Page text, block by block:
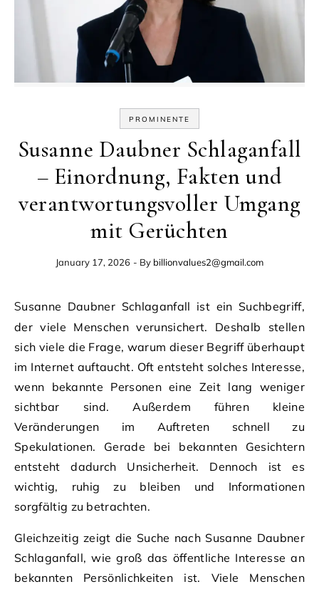
PROMINENTE
Susanne Daubner Schlaganfall
– Einordnung, Fakten und
verantwortungsvoller Umgang
mit Gerüchten
January 17, 2026 - By billionvalues2@gmail.com
Susanne Daubner Schlaganfall ist ein Suchbegriff,
der viele Menschen verunsichert. Deshalb stellen
sich viele die Frage, warum dieser Begriff überhaupt
im Internet auftaucht. Oft entsteht solches Interesse,
wenn bekannte Personen eine Zeit lang weniger
sichtbar sind. Außerdem führen kleine
Veränderungen im Auftreten schnell zu
Spekulationen. Gerade bei bekannten Gesichtern
entsteht dadurch Unsicherheit. Dennoch ist es
wichtig, ruhig zu bleiben und Informationen
sorgfältig zu betrachten.
Gleichzeitig zeigt die Suche nach Susanne Daubner
Schlaganfall, wie groß das öffentliche Interesse an
bekannten Persönlichkeiten ist. Viele Menschen